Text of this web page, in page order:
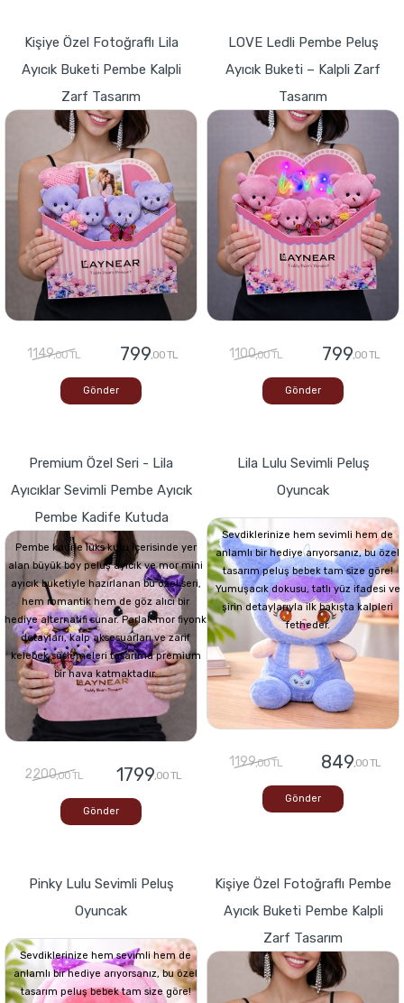
Kişiye Özel Fotoğraflı Lila
Ayıcık Buketi Pembe Kalpli
Zarf Tasarım
1149,00 TL 799,00 TL
Gönder
LOVE Ledli Pembe Peluş
Ayıcık Buketi – Kalpli Zarf
Tasarım
1100,00 TL 799,00 TL
Gönder
Premium Özel Seri - Lila
Ayıcıklar Sevimli Pembe Ayıcık
Pembe Kadife Kutuda
Pembe kadife lüks kutu içerisinde yer
alan büyük boy peluş ayıcık ve mor mini
ayıcık buketiyle hazırlanan bu özel seri,
hem romantik hem de göz alıcı bir
hediye alternatifi sunar. Parlak mor fiyonk
detayları, kalp aksesuarları ve zarif
kelebek süslemeleri tasarıma premium
bir hava katmaktadır.
2200,00 TL 1799,00 TL
Gönder
Lila Lulu Sevimli Peluş
Oyuncak
Sevdiklerinize hem sevimli hem de
anlamlı bir hediye arıyorsanız, bu özel
tasarım peluş bebek tam size göre!
Yumuşacık dokusu, tatlı yüz ifadesi ve
şirin detaylarıyla ilk bakışta kalpleri
fetheder.
1199,00 TL 849,00 TL
Gönder
Pinky Lulu Sevimli Peluş
Oyuncak
Sevdiklerinize hem sevimli hem de
anlamlı bir hediye arıyorsanız, bu özel
tasarım peluş bebek tam size göre!
Kişiye Özel Fotoğraflı Pembe
Ayıcık Buketi Pembe Kalpli
Zarf Tasarım